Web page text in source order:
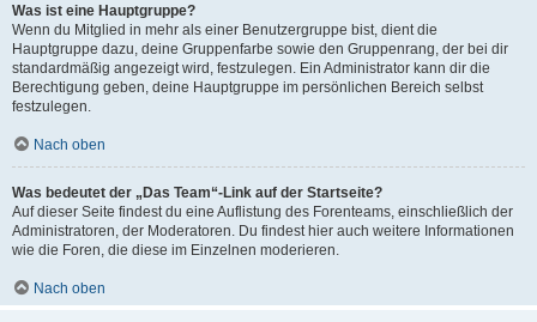
Was ist eine Hauptgruppe?
Wenn du Mitglied in mehr als einer Benutzergruppe bist, dient die
Hauptgruppe dazu, deine Gruppenfarbe sowie den Gruppenrang, der bei dir
standardmäßig angezeigt wird, festzulegen. Ein Administrator kann dir die
Berechtigung geben, deine Hauptgruppe im persönlichen Bereich selbst
festzulegen.
Nach oben
Was bedeutet der „Das Team“-Link auf der Startseite?
Auf dieser Seite findest du eine Auflistung des Forenteams, einschließlich der
Administratoren, der Moderatoren. Du findest hier auch weitere Informationen
wie die Foren, die diese im Einzelnen moderieren.
Nach oben